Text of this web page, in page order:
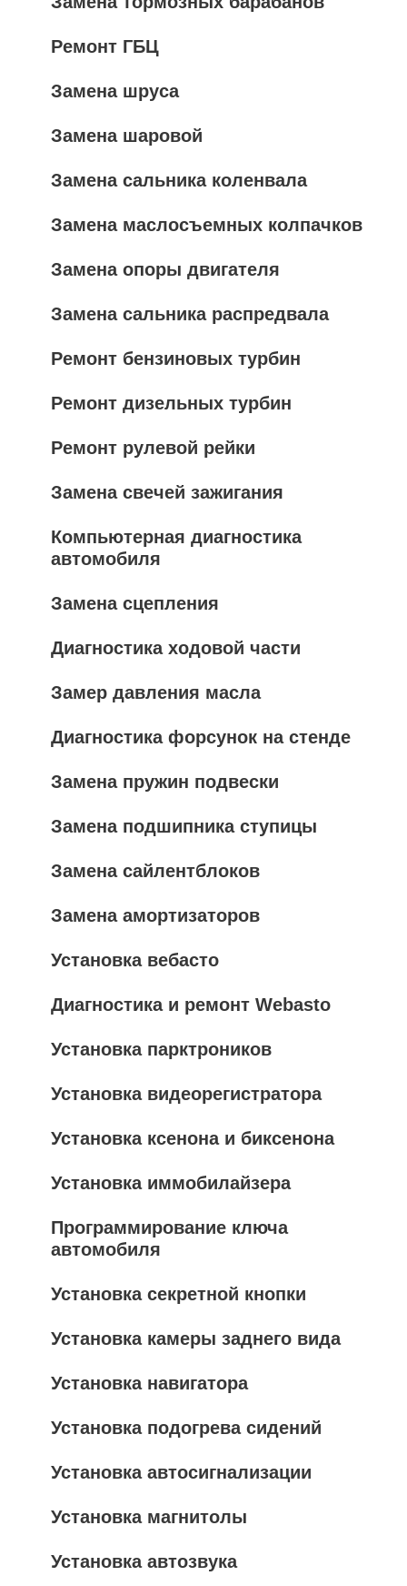
Ремонт ГБЦ
Замена шруса
Замена шаровой
Замена сальника коленвала
Замена маслосъемных колпачков
Замена опоры двигателя
Замена сальника распредвала
Ремонт бензиновых турбин
Ремонт дизельных турбин
Ремонт рулевой рейки
Замена свечей зажигания
Компьютерная диагностика
автомобиля
Замена сцепления
Диагностика ходовой части
Замер давления масла
Диагностика форсунок на стенде
Замена пружин подвески
Замена подшипника ступицы
Замена сайлентблоков
Замена амортизаторов
Установка вебасто
Диагностика и ремонт Webasto
Установка парктроников
Установка видеорегистратора
Установка ксенона и биксенона
Установка иммобилайзера
Программирование ключа
автомобиля
Установка секретной кнопки
Установка камеры заднего вида
Установка навигатора
Установка подогрева сидений
Установка автосигнализации
Установка магнитолы
Установка автозвука